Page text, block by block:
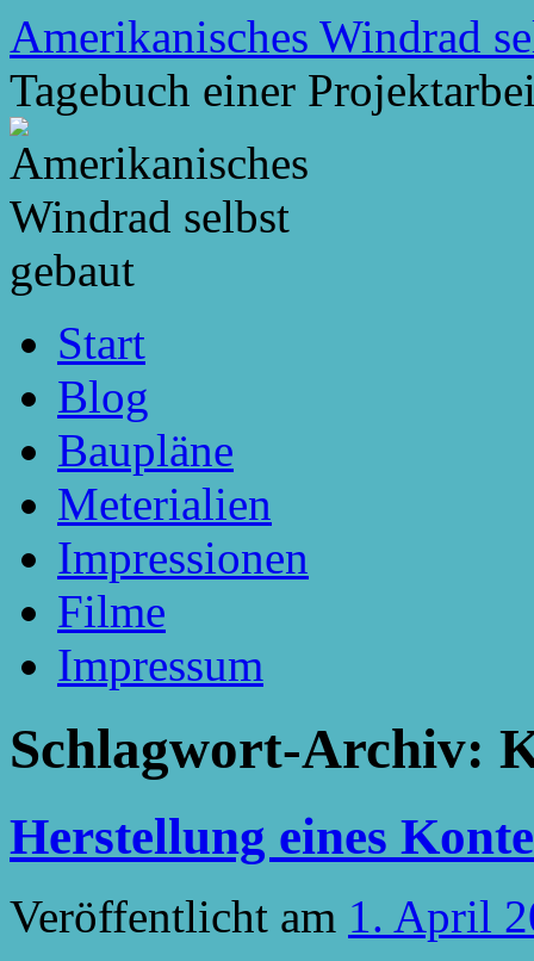
Zum
Inhalt
springen
Amerikanisches Windrad
Tagebuch einer
Start
Blog
Baupläne
Meterialien
Impressionen
Filme
Impressum
Schlagwort-Archiv:
Herstellung eines
Veröffentlicht am 1. April